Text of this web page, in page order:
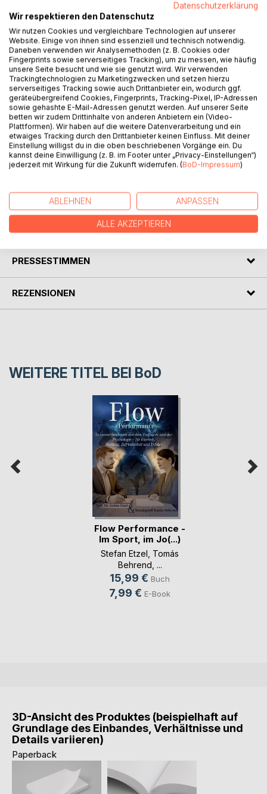
BESCHREIBUNG
Kurioses und Verrücktes, Rekorde und Triumphe, Pleiten
und Tränen, Fakten und Rekorde: 366 Kalendergeschichten
rund um den Fußball – von Neujahr bis Silvester, rund um
den Erdball, von der Gründung des FC Sheffield 1857 bis
zum WM-Finale 2014 und darüber hinaus.
Das perfekte Buch für Zwischendurch: Auf dem Weg ins
Stadion, in der Halbzeitpause, als Gutenacht-Lektüre und
überall da, wo man ein paar Minuten Zeit hat für eine kurze
Geschichte. "What a Day" – brüllen englische Reporter ins
Mikrofon, wenn es Sagenhaftes, etwas Wunderbares oder
ein Tag!"
PRESSESTIMMEN
REZENSIONEN
WEITERE TITEL BEI BoD
Flow Performance -
Im Sport, im Jo(...)
Stefan Etzel Tomás
Behrend , ...
15,99 € Buch
7,99 € E-Book
3D-Ansicht des Produktes (beispielhaft auf
Grundlage des Einbandes, Verhältnisse und
Details variieren)
Paperback
Datenschutzerklärung
Wir respektieren den Datenschutz
Wir nutzen Cookies und vergleichbare Technologien auf unserer
Website. Einige von ihnen sind essenziell und technisch notwendig.
Daneben verwenden wir Analysemethoden (z. B. Cookies oder
Fingerprints sowie serverseitiges Tracking), um zu messen, wie häufig
unsere Seite besucht und wie sie genutzt wird. Wir verwenden
Trackingtechnologien zu Marketingzwecken und setzen hierzu
serverseitiges Tracking sowie auch Drittanbieter ein, wodurch ggf.
geräteübergreifend Cookies, Fingerprints, Tracking-Pixel, IP-Adressen
sowie gehashte E-Mail-Adressen genutzt werden. Auf unserer Seite
betten wir zudem Drittinhalte von anderen Anbietern ein (Video-
Plattformen). Wir haben auf die weitere Datenverarbeitung und ein
etwaiges Tracking durch den Drittanbieter keinen Einfluss. Mit deiner
Einstellung willigst du in die oben beschriebenen Vorgänge ein. Du
kannst deine Einwilligung (z. B. im Footer unter „Privacy-Einstellungen“)
jederzeit mit Wirkung für die Zukunft widerrufen. (BoD-Impressum)
ABLEHNEN ANPASSEN
ALLE AKZEPTIEREN